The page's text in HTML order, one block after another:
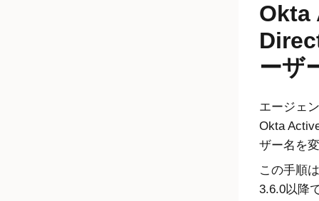
Okta
ーザ
エージェ
Okta
ザー名を
この手順
3.6.0以降